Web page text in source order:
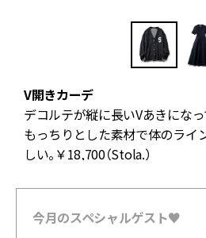
V開きカーデ
デコルテが縦に長いVあきになっ
もっちりとした素材で体のライ
しい。￥18,700（Stola.）
今月のスペシャルゲスト♥